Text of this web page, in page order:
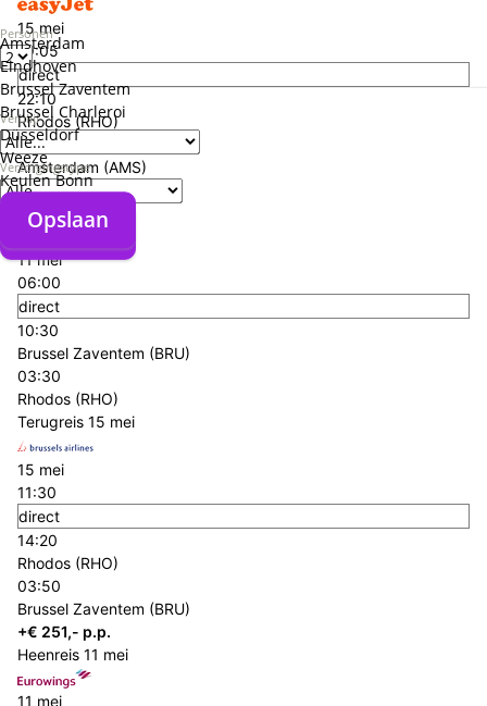
Personen
Verblijf
Verzorgingstype
Opslaan
Amsterdam
Eindhoven
Brussel Zaventem
Brussel Charleroi
Düsseldorf
Weeze
Keulen Bonn
Opslaan
15 mei
19:05
direct
22:10
Rhodos (RHO)
00:00
Amsterdam (AMS)
+€ 178,- p.p.
Heenreis 11 mei
11 mei
06:00
direct
10:30
Brussel Zaventem (BRU)
03:30
Rhodos (RHO)
Terugreis 15 mei
15 mei
11:30
direct
14:20
Rhodos (RHO)
03:50
Brussel Zaventem (BRU)
+€ 251,- p.p.
Heenreis 11 mei
11 mei